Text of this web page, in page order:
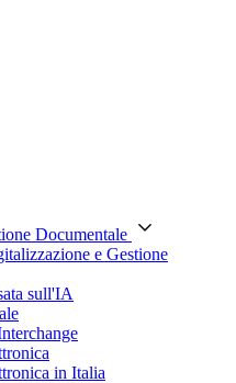
Documentale
e Gestione
sull'IA
in Italia